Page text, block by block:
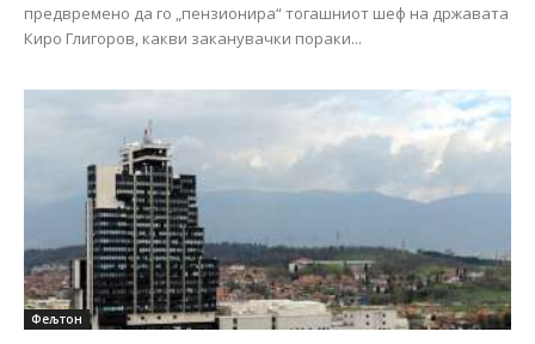
предвремено да го „пензионира“ тогашниот шеф на државата
Киро Глигоров, какви заканувачки пораки...
Фељтон